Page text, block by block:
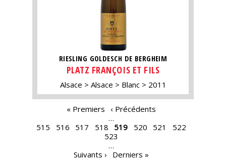
RIESLING GOLDESCH DE BERGHEIM
PLATZ FRANÇOIS ET FILS
Alsace Alsace Blanc 2011
« Premiers
‹ Précédents
…
515
516 517 518 519 520 521
522
523
…
Suivants ›
Derniers »